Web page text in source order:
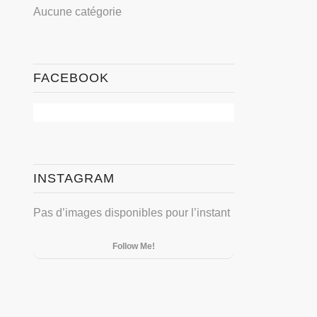
Aucune catégorie
FACEBOOK
INSTAGRAM
Pas d’images disponibles pour l’instant
Follow Me!